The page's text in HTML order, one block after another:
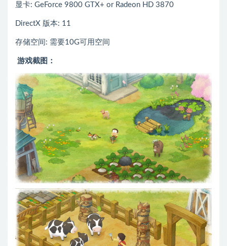
显卡: GeForce 9800 GTX+ or Radeon HD 3870
DirectX 版本: 11
存储空间: 需要10G可用空间
游戏截图：